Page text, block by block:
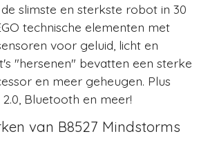
de slimste en sterkste robot in 30
technische elementen met
voor geluid, licht en
"hersenen" bevatten een sterke
en meer geheugen. Plus
Bluetooth en meer!
van B8527 Mindstorms